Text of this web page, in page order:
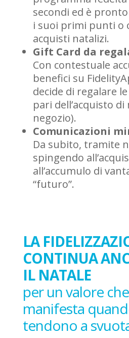
secondi ed è
i suoi primi punti o
acquisti natalizi.
Gift Card da
Con contestuale
benefici su
decide di regalare
pari dell’acquisto di
negozio).
Comunicazioni
Da subito, tramite
spingendo
all’accumulo di
“futuro”.
LA
CONTINUA
IL NATALE
per un valore
manifesta
tendono a